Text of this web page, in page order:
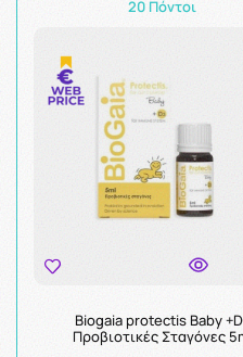
20 Πόντοι
Biogaia protectis Baby
Προβιοτικές Σταγόνες